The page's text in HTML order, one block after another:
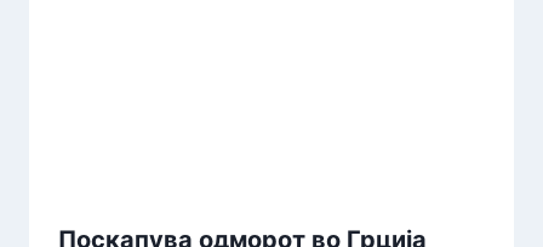
Поскапува одморот во Грција